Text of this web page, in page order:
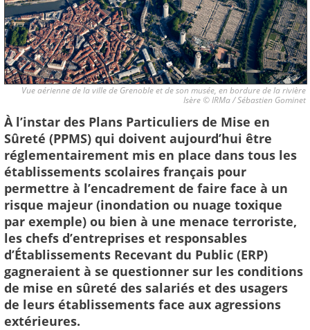
Vue aérienne de la ville de Grenoble et de son musée, en bordure de la rivière
Isère © IRMa / Sébastien Gominet
À l’instar des Plans Particuliers de Mise en
Sûreté (PPMS) qui doivent aujourd’hui être
réglementairement mis en place dans tous les
établissements scolaires français pour
permettre à l’encadrement de faire face à un
risque majeur (inondation ou nuage toxique
par exemple) ou bien à une menace terroriste,
les chefs d’entreprises et responsables
d’Établissements Recevant du Public (ERP)
gagneraient à se questionner sur les conditions
de mise en sûreté des salariés et des usagers
de leurs établissements face aux agressions
extérieures.